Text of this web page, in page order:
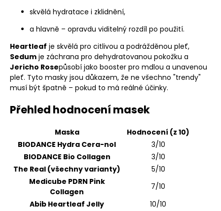
skvělá hydratace i zklidnění,
a hlavně – opravdu viditelný rozdíl po použití.
Heartleaf je skvělá pro citlivou a podrážděnou pleť,
Sedum je záchrana pro dehydratovanou pokožku a
Jericho Rosepůsobí jako booster pro mdlou a unavenou
pleť. Tyto masky jsou důkazem, že ne všechno "trendy"
musí být špatně – pokud to má reálné účinky.
Přehled hodnocení masek
Maska
Hodnocení (z 10)
BIODANCE Hydra Cera-nol
3/10
BIODANCE Bio Collagen
3/10
The Real (všechny varianty)
5/10
Medicube PDRN Pink
Collagen
7/10
Abib Heartleaf Jelly
10/10